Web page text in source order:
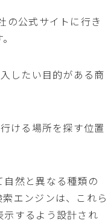
の公式サイトに行き
したい目的がある商
ける場所を探す位置
然と異なる種類の
エンジンは、これら
するよう設計され